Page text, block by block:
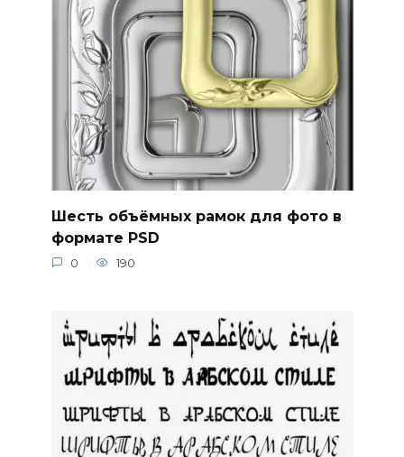
Шесть объёмных рамок для фото в
формате PSD
0 190